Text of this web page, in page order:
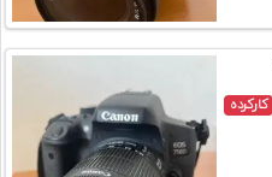
کارکرده